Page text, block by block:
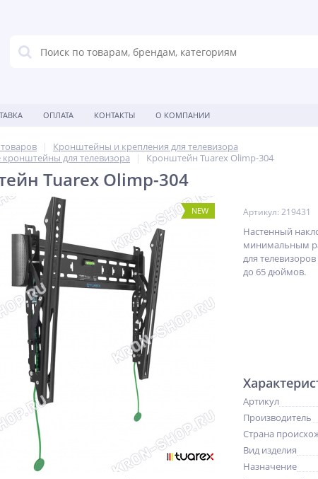
ОПЛАТА КОНТАКТЫ О КОМПАНИИ
Кронштейны и крепления для телевизора
для телевизора
Кронштейн Tuarex Olimp-304
Tuarex Olimp-304
NEW Артикул: 219431
Настенный
минимальным
для
до 65 дюймов.
Артикул
Производитель
Страна
Вид изделия
Назначение